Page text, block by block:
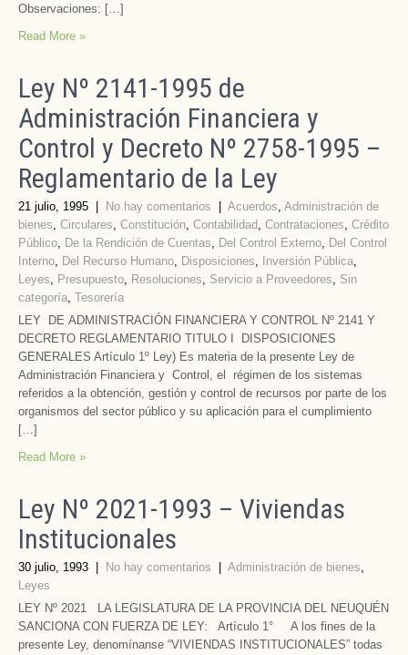
Observaciones: […]
Read More »
Ley Nº 2141-1995 de
Administración Financiera y
Control y Decreto Nº 2758-1995 –
Reglamentario de la Ley
21 julio, 1995 No hay comentarios Acuerdos, Administración de
bienes, Circulares, Constitución, Contabilidad, Contrataciones, Crédito
Público, De la Rendición de Cuentas, Del Control Externo, Del Control
Interno, Del Recurso Humano, Disposiciones, Inversión Pública,
Leyes, Presupuesto, Resoluciones, Servicio a Proveedores, Sin
categoría, Tesorería
LEY DE ADMINISTRACIÓN FINANCIERA Y CONTROL Nº 2141 Y
DECRETO REGLAMENTARIO TITULO I DISPOSICIONES
GENERALES Artículo 1º Ley) Es materia de la presente Ley de
Administración Financiera y Control, el régimen de los sistemas
referidos a la obtención, gestión y control de recursos por parte de los
organismos del sector público y su aplicación para el cumplimiento
[…]
Read More »
Ley Nº 2021-1993 – Viviendas
Institucionales
30 julio, 1993 No hay comentarios Administración de bienes,
Leyes
LEY Nº 2021 LA LEGISLATURA DE LA PROVINCIA DEL NEUQUÉN
SANCIONA CON FUERZA DE LEY: Artículo 1° A los fines de la
presente Ley, denomínanse “VIVIENDAS INSTITUCIONALES” todas